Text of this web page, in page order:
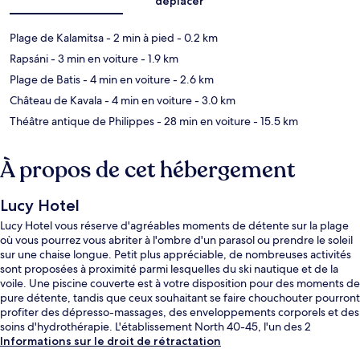
Plage de Kalamitsa- 2 min à pied - 0.2 km
Rapsáni- 3 min en voiture- 1.9 km
Plage de Batis- 4 min en voiture- 2.6 km
Château de Kavala- 4 min en voiture- 3.0 km
Théâtre antique de Philippes- 28 min en voiture- 15.5 km
À propos de cet hébergement
Lucy Hotel
Lucy Hotel vous réserve d'agréables moments de détente sur la plage
où vous pourrez vous abriter à l'ombre d'un parasol ou prendre le soleil
sur une chaise longue. Petit plus appréciable, de nombreuses activités
sont proposées à proximité parmi lesquelles du ski nautique et de la
voile. Une piscine couverte est à votre disposition pour des moments de
pure détente, tandis que ceux souhaitant se faire chouchouter pourront
profiter des dépresso-massages, des enveloppements corporels et des
soins d'hydrothérapie. L'établissement North 40-45, l'un des 2
restaurants, sert le dîner. Parmi les autres avantages de cet hôtel de
Informations sur le droit de rétractation